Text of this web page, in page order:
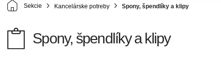
Sekcie Kancelárske potreby Spony, špendlíky a klipy
Spony, špendlíky a klipy